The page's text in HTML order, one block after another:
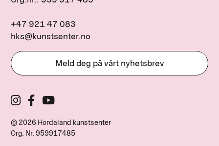
+47 921 47 083
hks@kunstsenter.no
Meld deg på vårt nyhetsbrev
© 2026 Hordaland kunstsenter
Org. Nr. 959917485